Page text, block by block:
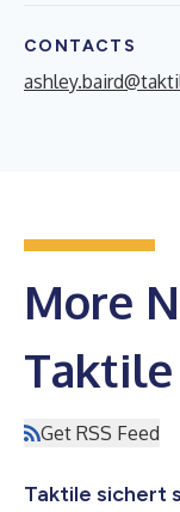
CONTACTS
More
Taktile
Get RSS Feed
Taktile sichert